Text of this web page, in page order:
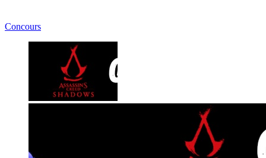
Concours